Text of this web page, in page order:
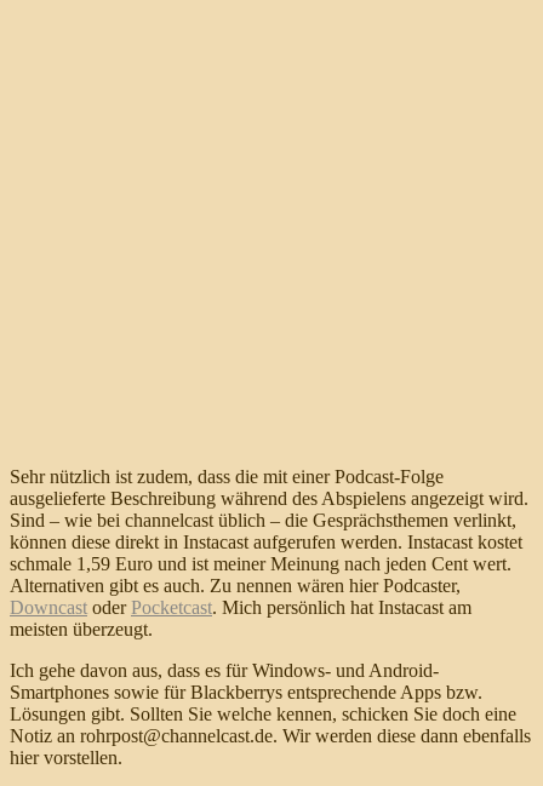
Sehr nützlich ist zudem, dass die mit einer Podcast-Folge
ausgelieferte Beschreibung während des Abspielens angezeigt wird.
Sind – wie bei channelcast üblich – die Gesprächsthemen verlinkt,
können diese direkt in Instacast aufgerufen werden. Instacast kostet
schmale 1,59 Euro und ist meiner Meinung nach jeden Cent wert.
Alternativen gibt es auch. Zu nennen wären hier Podcaster,
Downcast oderPocketcast. Mich persönlich hat Instacast am
meisten überzeugt.
Ich gehe davon aus, dass es für Windows- und Android-
Smartphones sowie für Blackberrys entsprechende Apps bzw.
Lösungen gibt. Sollten Sie welche kennen, schicken Sie doch eine
Notiz an rohrpost@channelcast.de. Wir werden diese dann ebenfalls
hier vorstellen.